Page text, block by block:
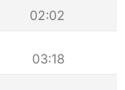
02:02
03:18